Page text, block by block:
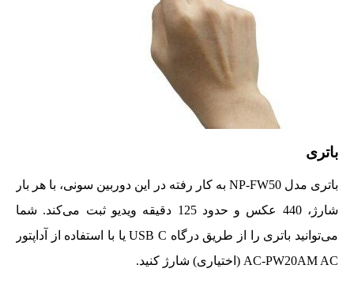
باتری
باتری مدل NP-FW50 به کار رفته در این دوربین سونی، با هر بار
شارژ، 440 عکس و حدود 125 دقیقه ویدیو ثبت می‌کند. شما
می‌توانید باتری را از طریق درگاه USB C یا با استفاده از آداپتور
AC-PW20AM AC (اختیاری) شارژ کنید.